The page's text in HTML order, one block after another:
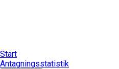
Start
Antagningsstatistik